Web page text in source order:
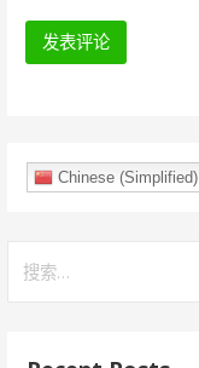
Chinese (Simplified)
索